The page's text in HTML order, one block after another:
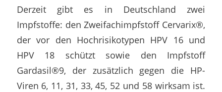
Derzeit gibt es in Deutschland zwei
Impfstoffe: den Zweifachimpfstoff Cervarix®,
der vor den Hochrisikotypen HPV 16 und
HPV 18 schützt sowie den Impfstoff
Gardasil®9, der zusätzlich gegen die HP-
Viren 6, 11, 31, 33, 45, 52 und 58 wirksam ist.